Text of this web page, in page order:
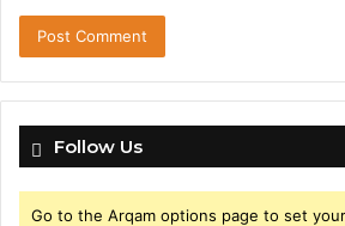
Follow Us
Go to the Arqam options page to set